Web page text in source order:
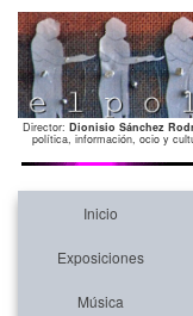
Director: Dionisio Sánchez
política, información, ocio y
Inicio
Exposiciones
Música